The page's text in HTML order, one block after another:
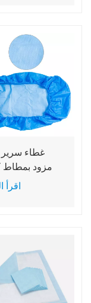
غطاء
مزود بمطاط
اقرأ